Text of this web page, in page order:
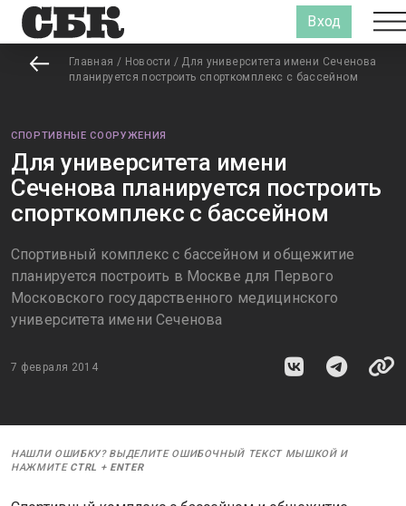
Вход
Главная / Новости / Для университета имени Сеченова
планируется построить спорткомплекс с бассейном
СПОРТИВНЫЕ СООРУЖЕНИЯ
Для университета имени
Сеченова планируется построить
спорткомплекс с бассейном
Спортивный комплекс с бассейном и общежитие
планируется построить в Москве для Первого
Московского государственного медицинского
университета имени Сеченова
7 февраля 2014
НАШЛИ ОШИБКУ? ВЫДЕЛИТЕ ОШИБОЧНЫЙ ТЕКСТ МЫШКОЙ И
НАЖМИТЕ CTRL + ENTER